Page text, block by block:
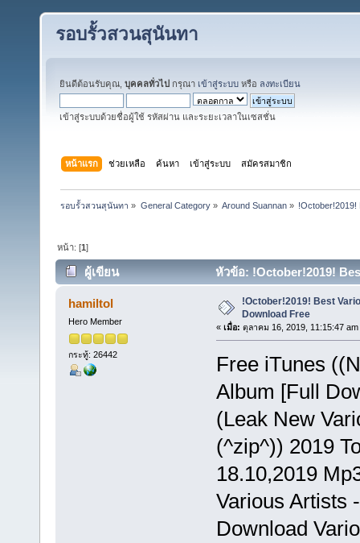
รอบรั้วสวนสุนันทา
ยินดีต้อนรับคุณ, บุคคลทั่วไป กรุณา เข้าสู่ระบบ หรือ ลงทะเบียน
เข้าสู่ระบบด้วยชื่อผู้ใช้ รหัสผ่าน และระยะเวลาในเซสชั่น
หน้าแรก ช่วยเหลือ ค้นหา เข้าสู่ระบบ สมัครสมาชิก
รอบรั้วสวนสุนันทา » General Category» Around Suannan» !October!2019!
หน้า: [1]
ผู้เขียน หัวข้อ: !October!2019!
hamiltol
Hero Member
กระทู้: 26442
!October!2019! Best
Download Free
« เมื่อ: ตุลาคม 16, 2019, 11:15:47 am
Free iTunes
Album [Full
(Leak New
(^zip^)) 2019
18.10,2019
Various Artists
Download